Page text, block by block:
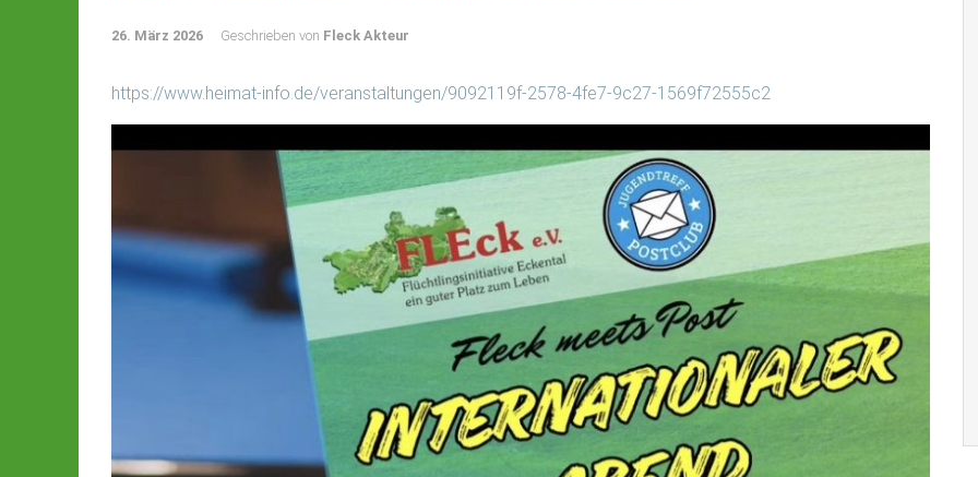
26. März 2026 Geschrieben von Fleck Akteur
https://www.heimat-info.de/veranstaltungen/9092119f-2578-4fe7-9c27-1569f72555c2